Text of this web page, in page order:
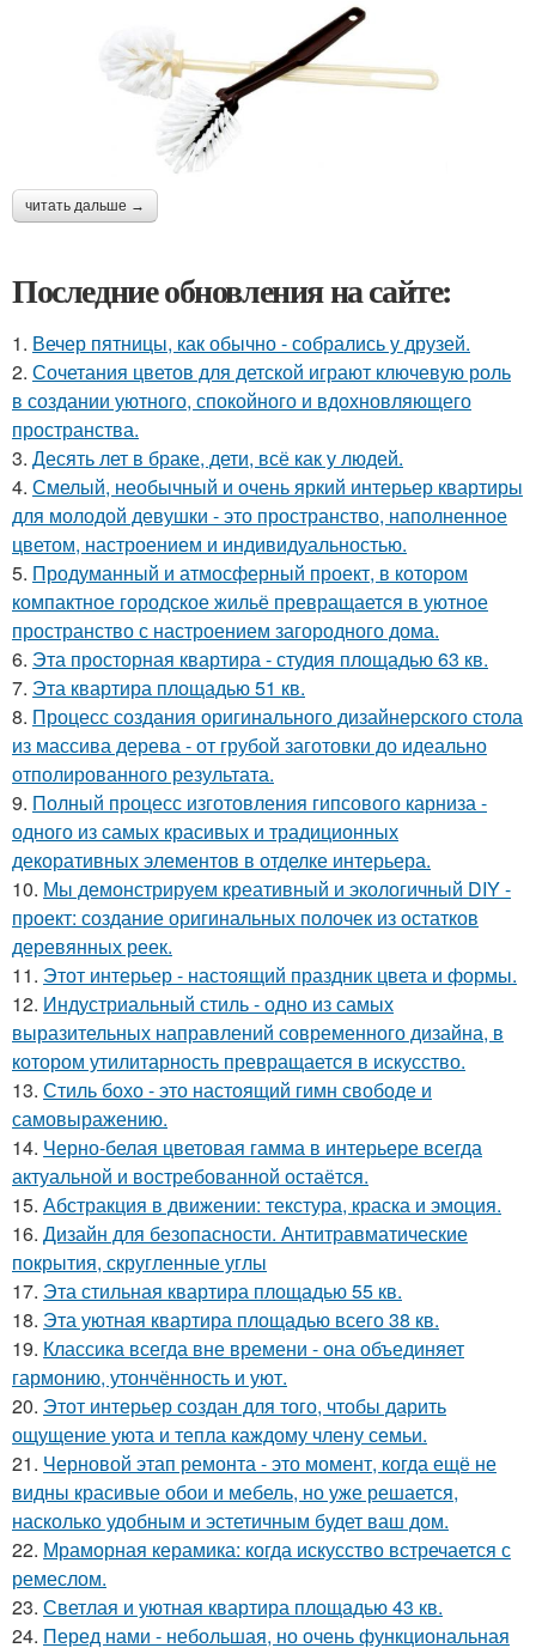
читать дальше →
Последние обновления на сайте:
1. Вечер пятницы, как обычно - собрались у друзей.
2. Сочетания цветов для детской играют ключевую роль
в создании уютного, спокойного и вдохновляющего
пространства.
3. Десять лет в браке, дети, всё как у людей.
4. Смелый, необычный и очень яркий интерьер квартиры
для молодой девушки - это пространство, наполненное
цветом, настроением и индивидуальностью.
5. Продуманный и атмосферный проект, в котором
компактное городское жильё превращается в уютное
пространство с настроением загородного дома.
6. Эта просторная квартира - студия площадью 63 кв.
7. Эта квартира площадью 51 кв.
8. Процесс создания оригинального дизайнерского стола
из массива дерева - от грубой заготовки до идеально
отполированного результата.
9. Полный процесс изготовления гипсового карниза -
одного из самых красивых и традиционных
декоративных элементов в отделке интерьера.
10. Мы демонстрируем креативный и экологичный DIY -
проект: создание оригинальных полочек из остатков
деревянных реек.
11. Этот интерьер - настоящий праздник цвета и формы.
12. Индустриальный стиль - одно из самых
выразительных направлений современного дизайна, в
котором утилитарность превращается в искусство.
13. Стиль бохо - это настоящий гимн свободе и
самовыражению.
14. Черно-белая цветовая гамма в интерьере всегда
актуальной и востребованной остаётся.
15. Абстракция в движении: текстура, краска и эмоция.
16. Дизайн для безопасности. Антитравматические
покрытия, скругленные углы
17. Эта стильная квартира площадью 55 кв.
18. Эта уютная квартира площадью всего 38 кв.
19. Классика всегда вне времени - она объединяет
гармонию, утончённость и уют.
20. Этот интерьер создан для того, чтобы дарить
ощущение уюта и тепла каждому члену семьи.
21. Черновой этап ремонта - это момент, когда ещё не
видны красивые обои и мебель, но уже решается,
насколько удобным и эстетичным будет ваш дом.
22. Мраморная керамика: когда искусство встречается с
ремеслом.
23. Светлая и уютная квартира площадью 43 кв.
24. Перед нами - небольшая, но очень функциональная